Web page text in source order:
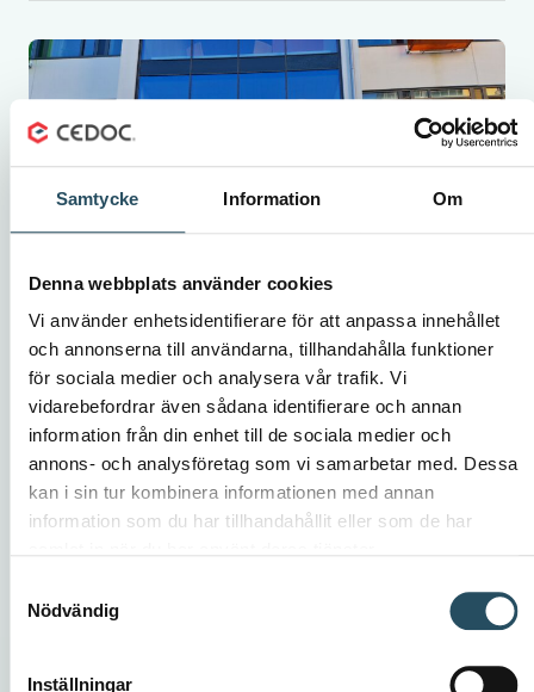
Samtycke Information Om
Denna webbplats använder cookies
Vi använder enhetsidentifierare för att anpassa innehållet
och annonserna till användarna, tillhandahålla funktioner
för sociala medier och analysera vår trafik. Vi
vidarebefordrar även sådana identifierare och annan
information från din enhet till de sociala medier och
annons- och analysföretag som vi samarbetar med. Dessa
kan i sin tur kombinera informationen med annan
information som du har tillhandahållit eller som de har
Nödvändig
Inställningar
Journal.
Äntligen – Här är Cedocs nya huvudkontor
Cedoc har sedan hösten 2023 sitt nya huvudkontor i
Science Park, Skövde. Här sitter de bekvämt på stora
ytor med närhet till Högskolan i Skövde och tusentals